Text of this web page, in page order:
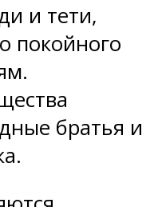
и тети,
покойного
братья и